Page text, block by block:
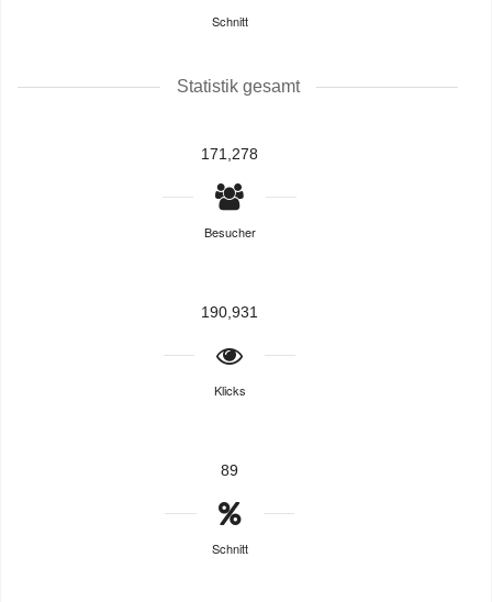
Schnitt
Statistik gesamt
171,278
Besucher
190,931
Klicks
89
Schnitt